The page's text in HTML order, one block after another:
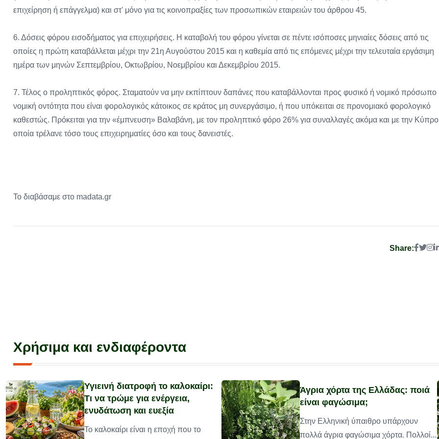
επιχείρηση ή επάγγελμα) και στ' μόνο για τις κοινοπραξίες των προσωπικών εταιρειών του άρθρου 45.
6. Δόσεις φόρου εισοδήματος για επιχειρήσεις. Η καταβολή του φόρου γίνεται σε πέντε ισόποσες μηνιαίες δόσεις από τις
οποίες η πρώτη καταβάλλεται μέχρι την 21η Αυγούστου 2015 και η καθεμία από τις επόμενες μέχρι την τελευταία εργάσιμη
ημέρα των μηνών Σεπτεμβρίου, Οκτωβρίου, Νοεμβρίου και Δεκεμβρίου 2015.
7. Τέλος ο προληπτικός φόρος. Σταματούν να μην εκπίπτουν δαπάνες που καταβάλλονται προς φυσικό ή νομικό πρόσωπο
νομική οντότητα που είναι φορολογικός κάτοικος σε κράτος μη συνεργάσιμο, ή που υπόκειται σε προνομιακό φορολογικό
καθεστώς. Πρόκειται για την «έμπνευση» Βαλαβάνη, με τον προληπτικό φόρο 26% για συναλλαγές ακόμα και με την
οποία τρέλανε τόσο τους επιχειρηματίες όσο και τους δανειστές.
Το διαβάσαμε στο madata.gr
Share:
Χρήσιμα και ενδιαφέροντα
Υγιεινή διατροφή το καλοκαίρι:
Τι να τρώμε για ενέργεια,
ενυδάτωση και ευεξία
Το καλοκαίρι είναι η εποχή που το
Άγρια χόρτα της Ελλάδας: ποιά
είναι φαγώσιμα;
Στην Ελληνική ύπαιθρο υπάρχουν
πολλά άγρια φαγώσιμα χόρτα. Πολλοί...